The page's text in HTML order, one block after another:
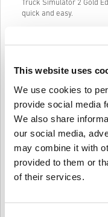
This website uses
We use cookies to
provide social media
We also share
our social media,
may combine it with
provided to them or
of their services.
Truck Simulator 2 Gold
quick and easy.
มาก:
ระบุไว้ในขณะที่สิน
ตรวจสอบความปลอ
การซื้อที่ถือเป็นการ
ยอมรับ.
คุณกำลังซื้อผลิตภัณ
หากคุณประสบปัญห
เขียนความคิดเห็น
Hanna